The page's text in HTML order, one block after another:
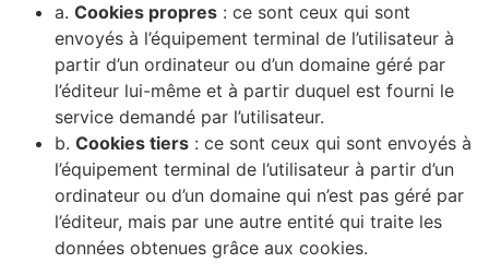
a. Cookies propres : ce sont ceux qui sont
envoyés à l’équipement terminal de l’utilisateur à
partir d’un ordinateur ou d’un domaine géré par
l’éditeur lui-même et à partir duquel est fourni le
service demandé par l’utilisateur.
b. Cookies tiers : ce sont ceux qui sont envoyés à
l’équipement terminal de l’utilisateur à partir d’un
ordinateur ou d’un domaine qui n’est pas géré par
l’éditeur, mais par une autre entité qui traite les
données obtenues grâce aux cookies.